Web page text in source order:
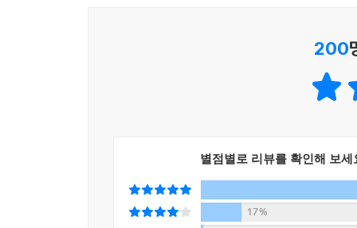
200
별점별로 리뷰를 확인해 보세
17%